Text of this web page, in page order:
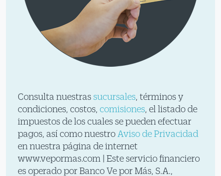
Consulta nuestras sucursales, términos y
condiciones, costos, comisiones, el listado de
impuestos de los cuales se pueden efectuar
pagos, así como nuestro Aviso de Privacidad
en nuestra página de internet
www.vepormas.com | Este servicio financiero
es operado por Banco Ve por Más, S.A.,